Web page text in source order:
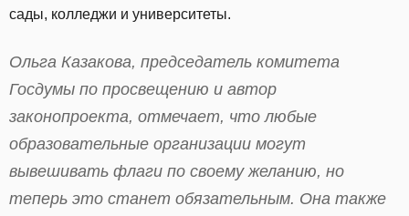
сады, колледжи и университеты.
Ольга Казакова, председатель комитета
Госдумы по просвещению и автор
законопроекта, отмечает, что любые
образовательные организации могут
вывешивать флаги по своему желанию, но
теперь это станет обязательным. Она также